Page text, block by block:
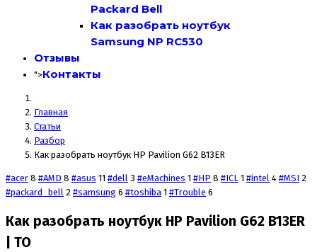
Packard Bell
Как разобрать ноутбук
Samsung NP RC530
Отзывы
">Контакты
Главная
Статьи
Разбор
Как разобрать ноутбук HP Pavilion G62 B13ER
#acer 8 #AMD 8 #asus 11 #dell 3 #eMachines 1 #HP 8 #ICL 1 #intel 4 #MSI 2
#packard_bell 2 #samsung 6 #toshiba 1 #Trouble 6
Как разобрать ноутбук HP Pavilion G62 B13ER
| ТО